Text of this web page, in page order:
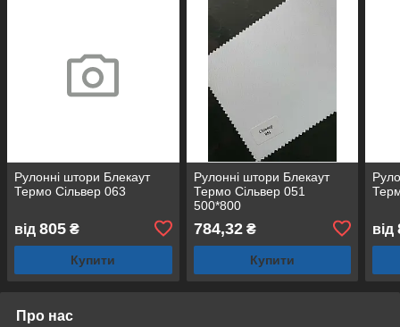
Рулонні штори Блекаут
Термо Сільвер 063
від 805 ₴
Купити
Рулонні штори Блекаут
Термо Сільвер 051
500*800
784,32₴
Купити
від
Про нас